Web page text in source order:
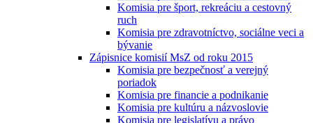
Komisia pre šport, rekreáciu a cestovný
ruch
Komisia pre zdravotníctvo, sociálne veci a
bývanie
Zápisnice komisií MsZ od roku 2015
Komisia pre bezpečnosť a verejný
poriadok
Komisia pre financie a podnikanie
Komisia pre kultúru a názvoslovie
Komisia pre legislatívu a právo